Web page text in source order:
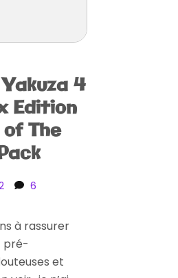
4
Edition
The
6
à rassurer
pré-
et